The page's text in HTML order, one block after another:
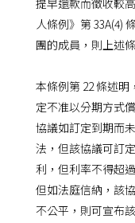
提早還款而徵收較
人條例》第 33A(4)
團的成員，則上述
本條例第 22 條述
定不准以分期方式
協議如訂定到期而
法，但該協議可訂
利，但利率不得超
但如法庭信納，該
不公平，則可宣布